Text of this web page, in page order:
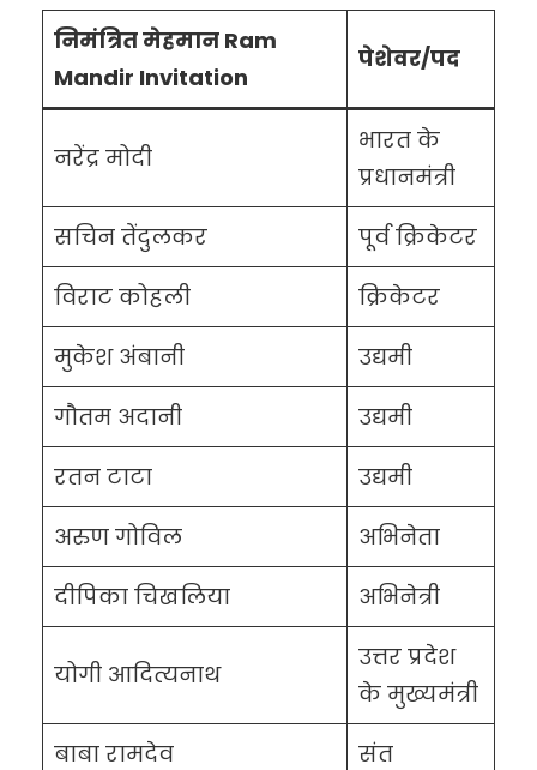
निमंत्रित मेहमान Ram
Mandir Invitation
पेशेवर/पद
नरेंद्र मोदी
भारत के
प्रधानमंत्री
सचिन तेंदुलकर
पूर्व क्रिकेटर
विराट कोहली
क्रिकेटर
मुकेश अंबानी
उद्यमी
गौतम अदानी
उद्यमी
रतन टाटा
उद्यमी
अरुण गोविल
अभिनेता
दीपिका चिखलिया
अभिनेत्री
योगी आदित्यनाथ
उत्तर प्रदेश
के मुख्यमंत्री
बाबा रामदेव
संत